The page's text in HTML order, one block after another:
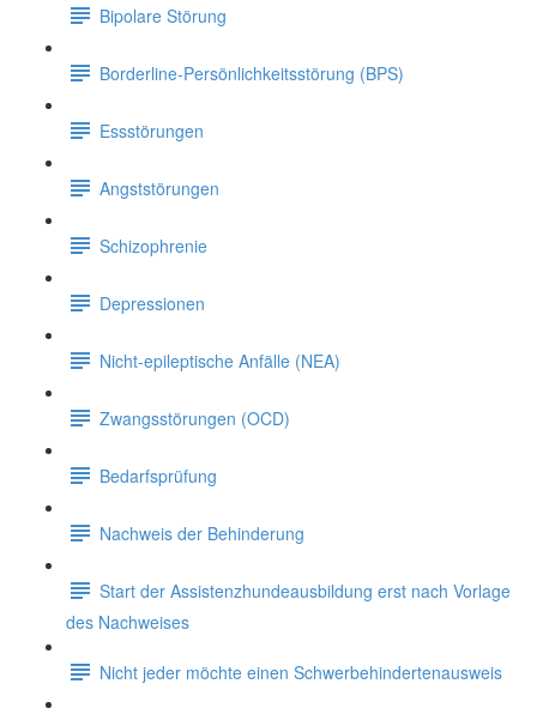
Bipolare Störung
Borderline-Persönlichkeitsstörung (BPS)
Essstörungen
Angststörungen
Schizophrenie
Depressionen
Nicht-epileptische Anfälle (NEA)
Zwangsstörungen (OCD)
Bedarfsprüfung
Nachweis der Behinderung
Start der Assistenzhundeausbildung erst nach Vorlage
des Nachweises
Nicht jeder möchte einen Schwerbehindertenausweis